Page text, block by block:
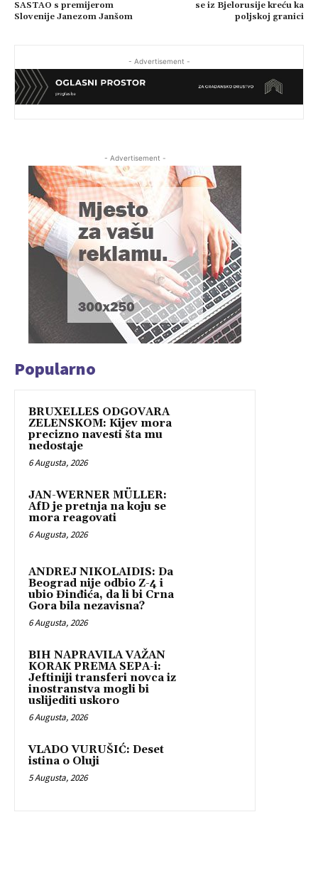
SASTAO s premijerom
Slovenije Janezom Janšom
se iz Bjelorusije kreću ka
poljskoj granici
- Advertisement -
- Advertisement -
Popularno
BRUXELLES ODGOVARA
ZELENSKOM: Kijev mora
precizno navesti šta mu
nedostaje
6 Augusta, 2026
JAN-WERNER MÜLLER:
AfD je pretnja na koju se
mora reagovati
6 Augusta, 2026
ANDREJ NIKOLAIDIS: Da
Beograd nije odbio Z-4 i
ubio Đinđića, da li bi Crna
Gora bila nezavisna?
6 Augusta, 2026
BIH NAPRAVILA VAŽAN
KORAK PREMA SEPA-i:
Jeftiniji transferi novca iz
inostranstva mogli bi
uslijediti uskoro
6 Augusta, 2026
VLADO VURUŠIĆ: Deset
istina o Oluji
5 Augusta, 2026